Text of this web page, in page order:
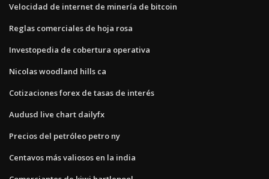
Velocidad de internet de minería de bitcoin
Reglas comerciales de hoja rosa
Investopedia de cobertura operativa
Nicolas woodland hills ca
Cotizaciones forex de tasas de interés
Audusd live chart dailyfx
Precios del petróleo petro ny
Centavos más valiosos en la india